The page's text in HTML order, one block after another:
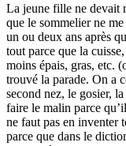
La jeune fille ne devait
que le sommelier ne
un ou deux ans après
tout parce que la
moins épais, gras, etc.
trouvé la parade. On a
second nez, le gosier,
faire le malin parce
ne faut pas en inventer
parce que dans le